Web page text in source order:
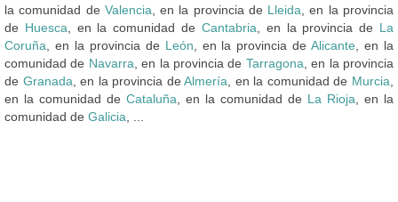
la comunidad de Valencia , en la provincia de Lleida , en la provincia
de Huesca , en la comunidad de Cantabria , en la provincia de La
Coruña , en la provincia de León , en la provincia deAlicante , en la
comunidad de Navarra , en la provincia de Tarragona , en la provincia
de Granada , en la provincia deAlmería , en la comunidad de Murcia
en la comunidad de Cataluña , en la comunidad de La Rioja , en la
comunidad de Galicia